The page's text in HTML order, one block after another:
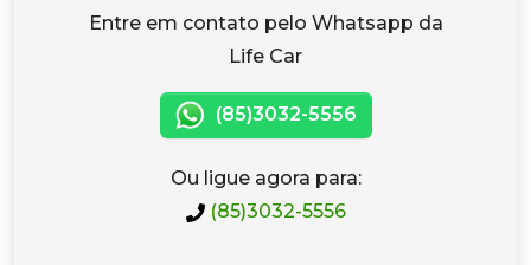
Entre em contato pelo Whatsapp da
Life Car
(85)3032-5556
Ou ligue agora para:
(85)3032-5556